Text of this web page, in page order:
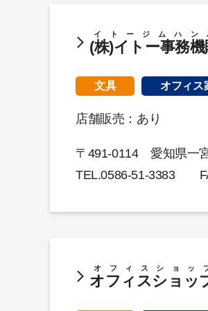
(株)イトー事務
イトージムハン
文具 オフィス
店舗販売：あり
〒491-0114 愛知県一
TEL.0586-51-3383
オフィスショッ
オフィスショッ